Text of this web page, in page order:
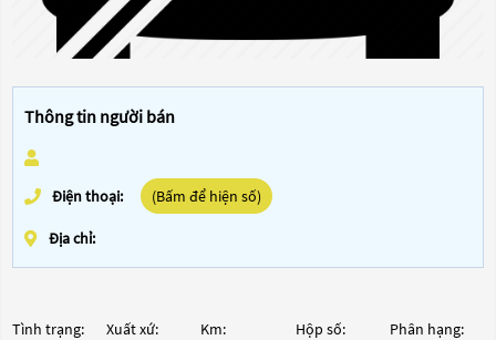
Thông tin người bán
Điện thoại: (Bấm để hiện số)
Địa chỉ:
Tình trạng: Xuất xứ: Km: Hộp số: Phân hạng: